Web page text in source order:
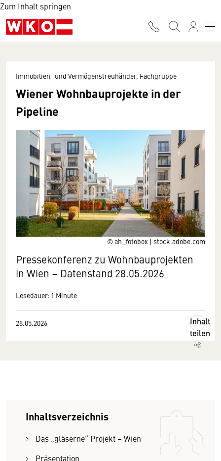
Zum Inhalt springen
© ah_fotobox | stock.adobe.com
Immobilien- und Vermögenstreuhänder, Fachgruppe
Wiener Wohnbauprojekte in der
Pipeline
Pressekonferenz zu Wohnbauprojekten
in Wien – Datenstand 28.05.2026
Lesedauer: 1 Minute
28.05.2026
Inhalt
teilen
Inhaltsverzeichnis
Das „gläserne“ Projekt – Wien
Präsentation